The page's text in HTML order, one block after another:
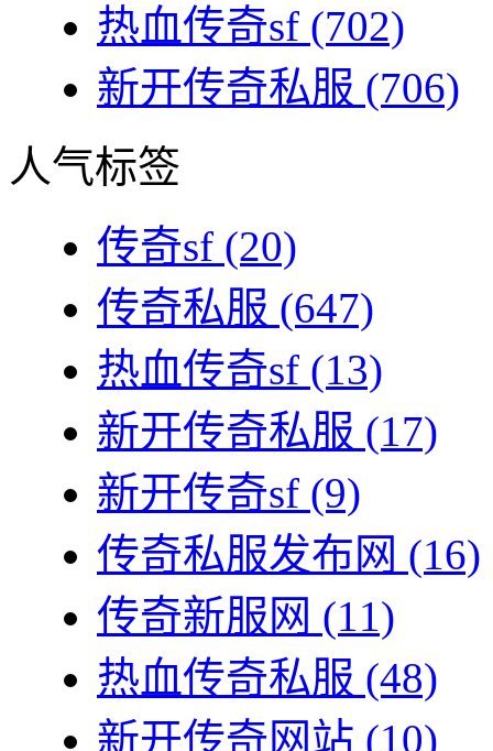
热血传奇sf (702)
新开传奇私服 (706)
人气标签
传奇sf (20)
传奇私服 (647)
热血传奇sf (13)
新开传奇私服 (17)
新开传奇sf (9)
传奇私服发布网 (16)
传奇新服网 (11)
热血传奇私服 (48)
新开传奇网站 (10)